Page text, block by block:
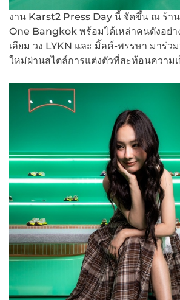
งาน Karst2 Press Day นี้ จัดขึ้น ณ ร้า
One Bangkok พร้อมได้เหล่าคนดังอย่
เลียม วง LYKN และ มิ้ลค์-พรรษา มาร่ว
ใหม่ผ่านสไตล์การแต่งตัวที่สะท้อนความเ